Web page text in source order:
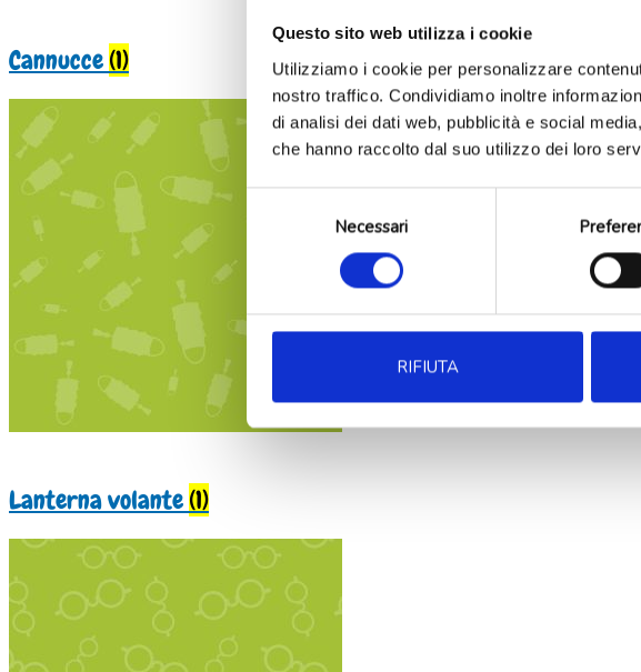
Questo sito web utilizza i cookie
Utilizziamo i cookie per personalizzare
nostro traffico. Condividiamo inoltre
di analisi dei dati web, pubblicità e social
che hanno raccolto dal suo utilizzo dei loro
Necessari
RIFIUTA
Cannucce (1)
Lanterna volante (1)